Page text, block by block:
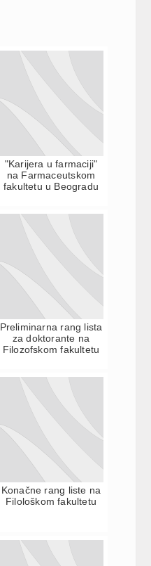
"Karijera u farmaciji"
na Farmaceutskom
fakultetu u Beogradu
Preliminarna rang lista
za doktorante na
Filozofskom fakultetu
Konačne rang liste na
Filološkom fakultetu